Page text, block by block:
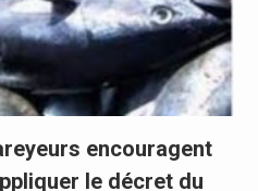
encouragent
le décret du